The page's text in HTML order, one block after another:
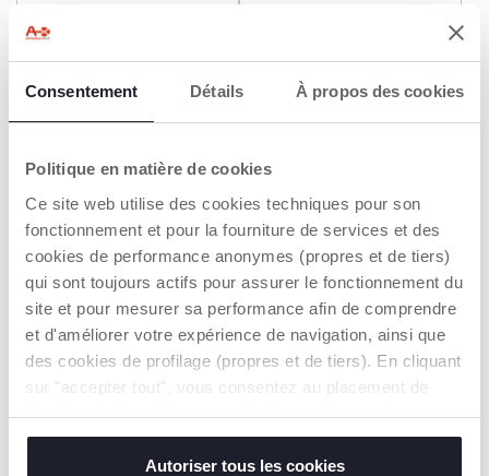
Consentement Détails À propos des cookies
Politique en matière de cookies
Ce site web utilise des cookies techniques pour son
fonctionnement et pour la fourniture de services et des
cookies de performance anonymes (propres et de tiers)
qui sont toujours actifs pour assurer le fonctionnement du
site et pour mesurer sa performance afin de comprendre
et d'améliorer votre expérience de navigation, ainsi que
des cookies de profilage (propres et de tiers). En cliquant
sur "accepter tout", vous consentez au placement de
tous les cookies. Si vous souhaitez en savoir plus ou
modifier ou révoquer le consentement de tous les
cookies ou de certains d'entre eux, cliquez sur "afficher
Autoriser tous les cookies
Sucette light silicone 6-16M
2 pcs
12,99 €
silicone 2-6M 2PCS
12,49 €
Sucette Physioforma®
NOUVEAUTÉ
Sucette Confort 2-6m 2 pcs